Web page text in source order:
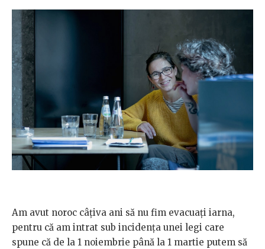
Am avut noroc câțiva ani să nu fim evacuați iarna,
pentru că am intrat sub incidența unei legi care
spune că de la 1 noiembrie până la 1 martie putem să